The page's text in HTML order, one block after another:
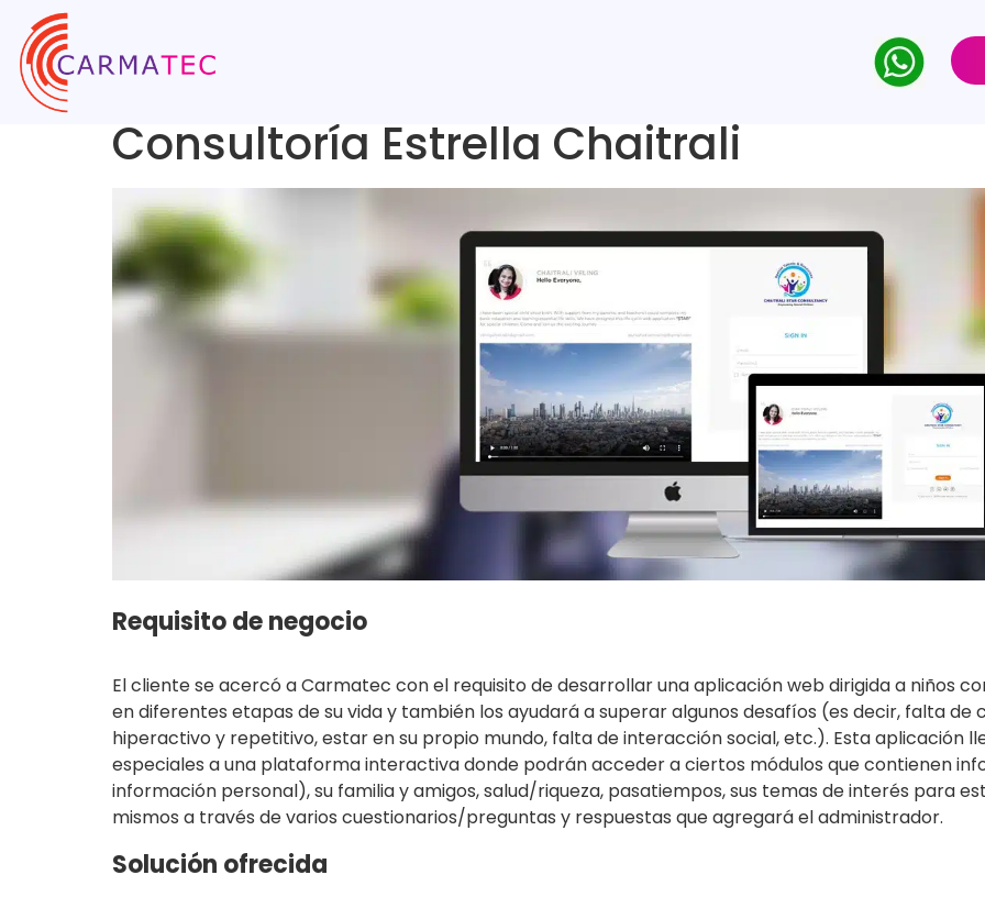
Consultoría Estrella Chaitrali
Requisito de negocio
El cliente se acercó a Carmatec con el requisito de desarrollar una aplicación web dirigida a niños
en diferentes etapas de su vida y también los ayudará a superar algunos desafíos (es decir, falta
hiperactivo y repetitivo, estar en su propio mundo, falta de interacción social, etc.). Esta aplicación
especiales a una plataforma interactiva donde podrán acceder a ciertos módulos que contienen
información personal), su familia y amigos, salud/riqueza, pasatiempos, sus temas de interés para
mismos a través de varios cuestionarios/preguntas y respuestas que agregará el administrador.
Solución ofrecida